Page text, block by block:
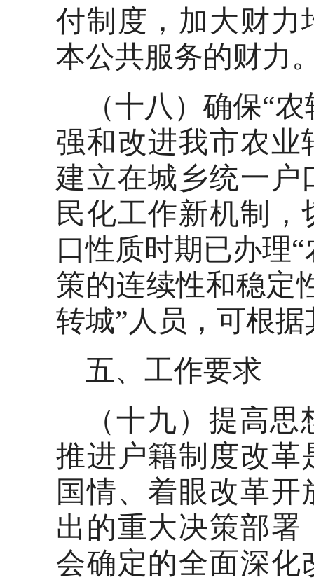
付制度，加大财力
本公共服务的财力
（十八）确保“
强和改进我市农业
建立在城乡统一户
民化工作新机制
口性质时期已办理
策的连续性和稳定
转城”人员，可根
五、工作要求
（十九）提高
推进户籍制度改革
国情、着眼改革
出的重大决策部
会确定的全面深化